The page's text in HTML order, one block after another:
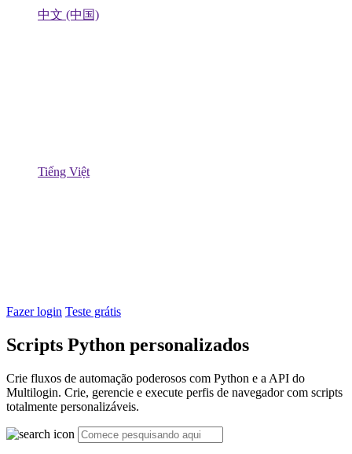
中文 (中国)
Tiếng Việt
Fazer login Teste grátis
Scripts Python personalizados
Crie fluxos de automação poderosos com Python e a API do
Multilogin. Crie, gerencie e execute perfis de navegador com scripts
totalmente personalizáveis.